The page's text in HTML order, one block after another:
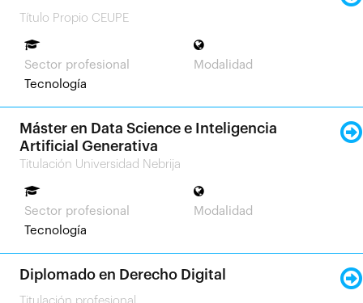
Título Propio CEUPE
Sector profesional
Tecnología
Modalidad
Máster en Data Science e Inteligencia
Artificial Generativa
Titulación Universidad Nebrija
Sector profesional
Tecnología
Modalidad
Diplomado en Derecho Digital